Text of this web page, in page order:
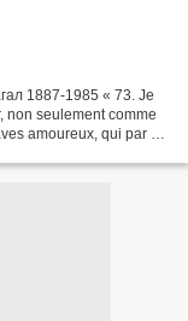
1887-1985 « 73. Je
non seulement comme
amoureux, qui par un